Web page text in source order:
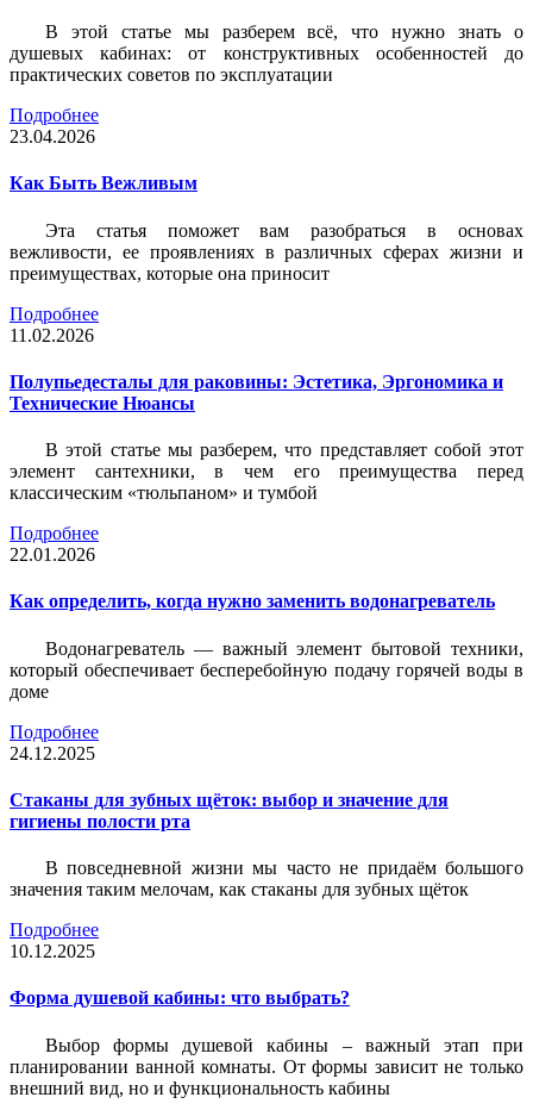
В этой статье мы разберем всё, что нужно знать о
душевых кабинах: от конструктивных особенностей до
практических советов по эксплуатации
Подробнее
23.04.2026
Как Быть Вежливым
Эта статья поможет вам разобраться в основах
вежливости, ее проявлениях в различных сферах жизни и
преимуществах, которые она приносит
Подробнее
11.02.2026
Полупьедесталы для раковины: Эстетика, Эргономика и
Технические Нюансы
В этой статье мы разберем, что представляет собой этот
элемент сантехники, в чем его преимущества перед
классическим «тюльпаном» и тумбой
Подробнее
22.01.2026
Как определить, когда нужно заменить водонагреватель
Водонагреватель — важный элемент бытовой техники,
который обеспечивает бесперебойную подачу горячей воды в
доме
Подробнее
24.12.2025
Стаканы для зубных щёток: выбор и значение для
гигиены полости рта
В повседневной жизни мы часто не придаём большого
значения таким мелочам, как стаканы для зубных щёток
Подробнее
10.12.2025
Форма душевой кабины: что выбрать?
Выбор формы душевой кабины – важный этап при
планировании ванной комнаты. От формы зависит не только
внешний вид, но и функциональность кабины